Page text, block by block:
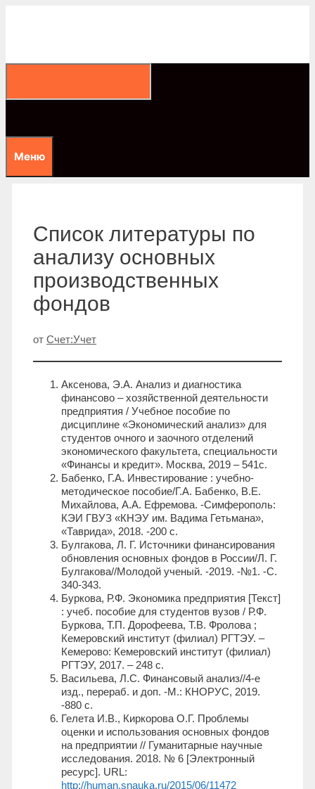
Меню
Список литературы по
анализу основных
производственных
фондов
от Счет:Учет
Аксенова, Э.А. Анализ и диагностика
финансово – хозяйственной деятельности
предприятия / Учебное пособие по
дисциплине «Экономический анализ» для
студентов очного и заочного отделений
экономического факультета, специальности
«Финансы и кредит». Москва, 2019 – 541с.
Бабенко, Г.А. Инвестирование : учебно-
методическое пособие/Г.А. Бабенко, В.Е.
Михайлова, А.А. Ефремова. -Симферополь:
КЭИ ГВУЗ «КНЭУ им. Вадима Гетьмана»,
«Таврида», 2018. -200 с.
Булгакова, Л. Г. Источники финансирования
обновления основных фондов в России/Л. Г.
Булгакова//Молодой ученый. -2019. -№1. -С.
340-343.
Буркова, Р.Ф. Экономика предприятия [Текст]
: учеб. пособие для студентов вузов / Р.Ф.
Буркова, Т.П. Дорофеева, Т.В. Фролова ;
Кемеровский институт (филиал) РГТЭУ. –
Кемерово: Кемеровский институт (филиал)
РГТЭУ, 2017. – 248 с.
Васильева, Л.С. Финансовый анализ//4-е
изд., перераб. и доп. -М.: КНОРУС, 2019.
-880 с.
Гелета И.В., Киркорова О.Г. Проблемы
оценки и использования основных фондов
на предприятии // Гуманитарные научные
исследования. 2018. № 6 [Электронный
ресурс]. URL:
http://human.snauka.ru/2015/06/11472